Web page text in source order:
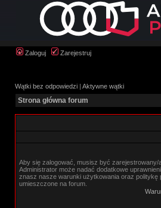
Zaloguj Zarejestruj
Wątki bez odpowiedzi | Aktywne wątki
Strona główna forum
Aby się zalogować, musisz być zarejestrowany/
Administrator może nadać dodatkowe
znasz nasze warunki użytkowania oraz
umieszczone na forum.